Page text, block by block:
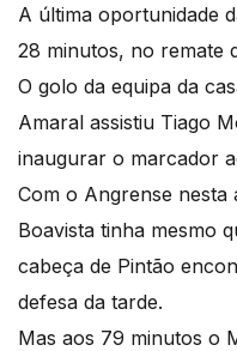
A última oportunidade
28 minutos, no remate
O golo da equipa da
Amaral assistiu Tiago
inaugurar o marcador
Com o Angrense nesta
Boavista tinha mesmo
cabeça de Pintão
defesa da tarde.
Mas aos 79 minutos o